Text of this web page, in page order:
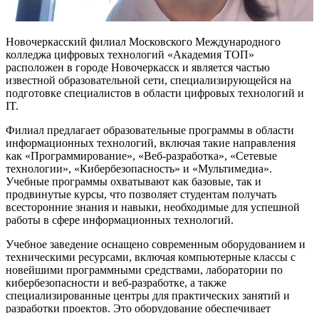
Новочеркасский филиал Московского Международного
колледжа цифровых технологий «Академия TOП»
расположен в городе Новочеркасск и является частью
известной образовательной сети, специализирующейся на
подготовке специалистов в области цифровых технологий и
IT.
Филиал предлагает образовательные программы в области
информационных технологий, включая такие направления
как «Программирование», «Веб-разработка», «Сетевые
технологии», «Кибербезопасность» и «Мультимедиа».
Учебные программы охватывают как базовые, так и
продвинутые курсы, что позволяет студентам получать
всесторонние знания и навыки, необходимые для успешной
работы в сфере информационных технологий.
Учебное заведение оснащено современным оборудованием и
техническими ресурсами, включая компьютерные классы с
новейшими программными средствами, лаборатории по
кибербезопасности и веб-разработке, а также
специализированные центры для практических занятий и
разработки проектов. Это оборудование обеспечивает